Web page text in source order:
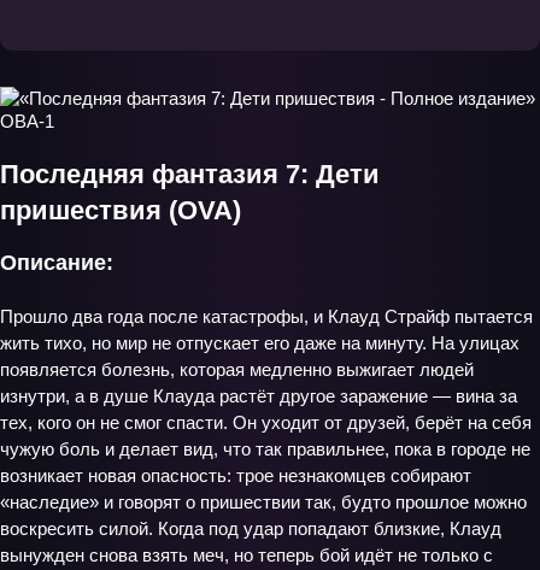
Последняя фантазия 7: Дети
пришествия (OVA)
Описание:
Прошло два года после катастрофы, и Клауд Страйф пытается
жить тихо, но мир не отпускает его даже на минуту. На улицах
появляется болезнь, которая медленно выжигает людей
изнутри, а в душе Клауда растёт другое заражение — вина за
тех, кого он не смог спасти. Он уходит от друзей, берёт на себя
чужую боль и делает вид, что так правильнее, пока в городе не
возникает новая опасность: трое незнакомцев собирают
«наследие» и говорят о пришествии так, будто прошлое можно
воскресить силой. Когда под удар попадают близкие, Клауд
вынужден снова взять меч, но теперь бой идёт не только с